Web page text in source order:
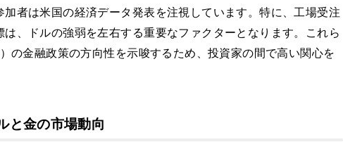
加者は米国の経済データ発表を注視しています。特に、工場受注
、ドルの強弱を左右する重要なファクターとなります。これら
の金融政策の方向性を示唆するため、投資家の間で高い関心を
と金の市場動向